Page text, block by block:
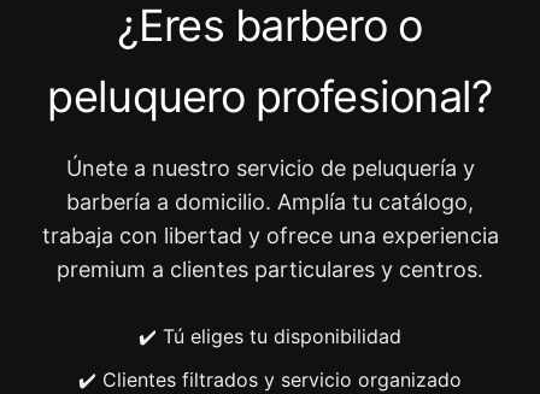
¿Eres barbero o
peluquero profesional?
Únete a nuestro servicio de peluquería y
barbería a domicilio. Amplía tu catálogo,
trabaja con libertad y ofrece una experiencia
premium a clientes particulares y centros.
✔️ Tú eliges tu disponibilidad
✔️ Clientes filtrados y servicio organizado